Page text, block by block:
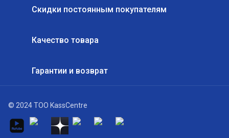
Скидки постоянным покупателям
Качество товара
Гарантии и возврат
© 2024 ТОО KassCentre